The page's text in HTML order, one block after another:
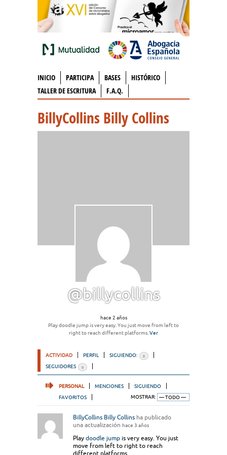
INICIO PARTICIPA BASES
HISTÓRICO
TALLER DE ESCRITURA
F.A.Q.
BillyCollins Billy Collins
@billycollins
hace 2 años
Play doodle jump is very easy. You just move from left to
right to reach different platforms. Ver
ACTIVIDAD PERFIL SIGUIENDO: 0
SEGUIDORES 0
PERSONAL MENCIONES
SIGUIENDO
FAVORITOS
MOSTRAR:
BillyCollins Billy Collins ha publicado
una actualización hace 3 años
Play doodle jump is very easy. You just
move from left to right to reach
different platforms.